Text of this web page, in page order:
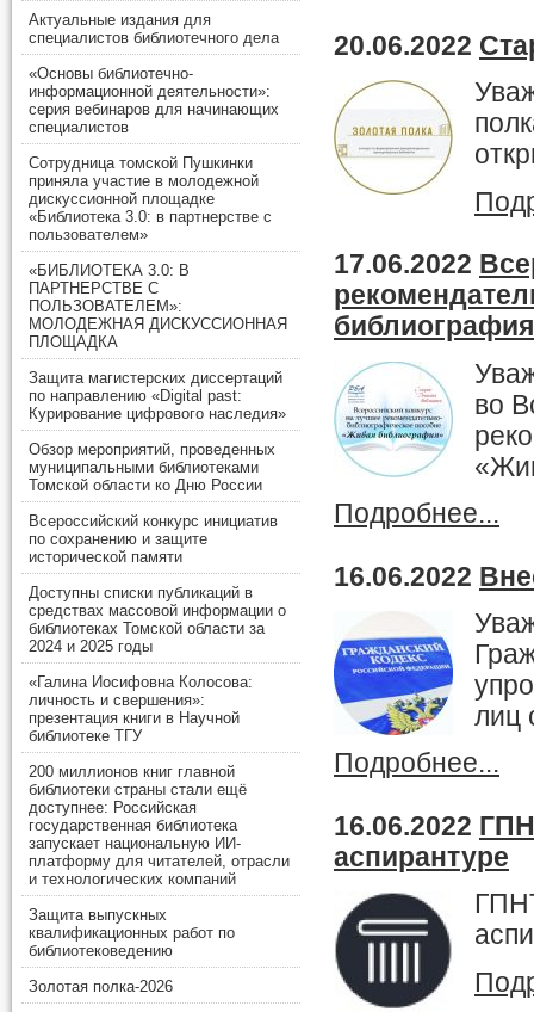
Актуальные издания для
специалистов библиотечного дела
«Основы библиотечно-
информационной деятельности»:
серия вебинаров для начинающих
специалистов
Сотрудница томской Пушкинки
приняла участие в молодежной
дискуссионной площадке
«Библиотека 3.0: в партнерстве с
пользователем»
«БИБЛИОТЕКА 3.0: В
ПАРТНЕРСТВЕ С
ПОЛЬЗОВАТЕЛЕМ»:
МОЛОДЕЖНАЯ ДИСКУССИОННАЯ
ПЛОЩАДКА
Защита магистерских диссертаций
по направлению «Digital past:
Курирование цифрового наследия»
Обзор мероприятий, проведенных
муниципальными библиотеками
Томской области ко Дню России
Всероссийский конкурс инициатив
по сохранению и защите
исторической памяти
Доступны списки публикаций в
средствах массовой информации о
библиотеках Томской области за
2024 и 2025 годы
«Галина Иосифовна Колосова:
личность и свершения»:
презентация книги в Научной
библиотеке ТГУ
200 миллионов книг главной
библиотеки страны стали ещё
доступнее: Российская
государственная библиотека
запускает национальную ИИ-
платформу для читателей, отрасли
и технологических компаний
Защита выпускных
квалификационных работ по
библиотековедению
Золотая полка-2026
20.06.2022
17.06.2022
во
Подробнее...
16.06.2022
лиц
Подробнее...
16.06.2022
аспирантуре